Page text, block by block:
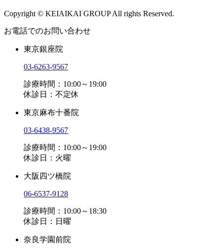
Copyright © KEIAIKAI GROUP All rights Reserved.
お電話でのお問い合わせ
東京銀座院
03-6263-9567
診療時間：10:00～19:00
休診日：不定休
東京麻布十番院
03-6438-9567
診療時間：10:00～19:00
休診日：火曜
大阪四ツ橋院
06-6537-9128
診療時間：10:00～18:30
休診日：日曜
奈良学園前院